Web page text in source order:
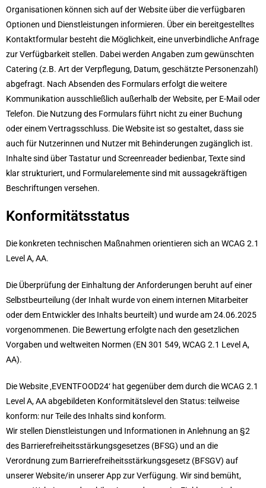
Organisationen können sich auf der Website über die verfügbaren
Optionen und Dienstleistungen informieren. Über ein bereitgestelltes
Kontaktformular besteht die Möglichkeit, eine unverbindliche Anfrage
zur Verfügbarkeit stellen. Dabei werden Angaben zum gewünschten
Catering (z.B. Art der Verpflegung, Datum, geschätzte Personenzahl)
abgefragt. Nach Absenden des Formulars erfolgt die weitere
Kommunikation ausschließlich außerhalb der Website, per E-Mail oder
Telefon. Die Nutzung des Formulars führt nicht zu einer Buchung
oder einem Vertragsschluss. Die Website ist so gestaltet, dass sie
auch für Nutzerinnen und Nutzer mit Behinderungen zugänglich ist.
Inhalte sind über Tastatur und Screenreader bedienbar, Texte sind
klar strukturiert, und Formularelemente sind mit aussagekräftigen
Beschriftungen versehen.
Konformitätsstatus
Die konkreten technischen Maßnahmen orientieren sich an WCAG 2.1
Level A, AA.
Die Überprüfung der Einhaltung der Anforderungen beruht auf einer
Selbstbeurteilung (der Inhalt wurde von einem internen Mitarbeiter
oder dem Entwickler des Inhalts beurteilt) und wurde am 24.06.2025
vorgenommenen. Die Bewertung erfolgte nach den gesetzlichen
Vorgaben und weltweiten Normen (EN 301 549, WCAG 2.1 Level A,
AA).
Die Website ‚EVENTFOOD24‘ hat gegenüber dem durch die WCAG 2.1
Level A, AA abgebildeten Konformitätslevel den Status: teilweise
konform: nur Teile des Inhalts sind konform.
Wir stellen Dienstleistungen und Informationen in Anlehnung an §2
des Barrierefreiheitsstärkungsgesetzes (BFSG) und an die
Verordnung zum Barrierefreiheitsstärkungsgesetz (BFSGV) auf
unserer Website/in unserer App zur Verfügung. Wir sind bemüht,